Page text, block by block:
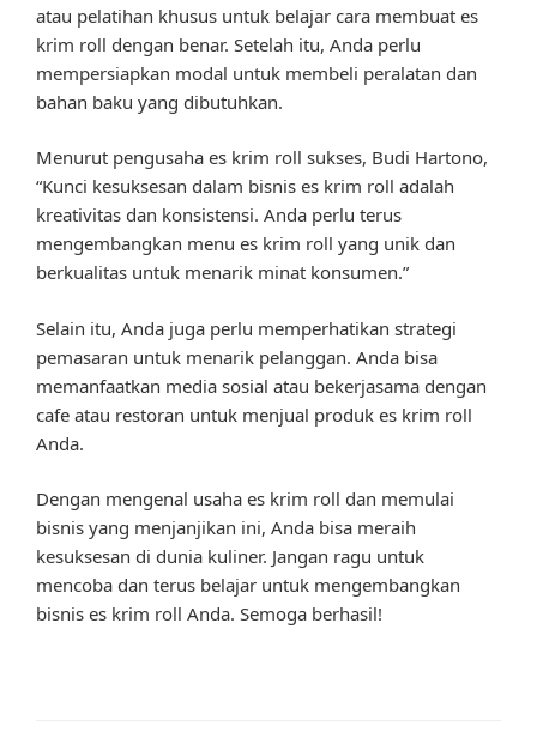
atau pelatihan khusus untuk belajar cara membuat es
krim roll dengan benar. Setelah itu, Anda perlu
mempersiapkan modal untuk membeli peralatan dan
bahan baku yang dibutuhkan.
Menurut pengusaha es krim roll sukses, Budi Hartono,
“Kunci kesuksesan dalam bisnis es krim roll adalah
kreativitas dan konsistensi. Anda perlu terus
mengembangkan menu es krim roll yang unik dan
berkualitas untuk menarik minat konsumen.”
Selain itu, Anda juga perlu memperhatikan strategi
pemasaran untuk menarik pelanggan. Anda bisa
memanfaatkan media sosial atau bekerjasama dengan
cafe atau restoran untuk menjual produk es krim roll
Anda.
Dengan mengenal usaha es krim roll dan memulai
bisnis yang menjanjikan ini, Anda bisa meraih
kesuksesan di dunia kuliner. Jangan ragu untuk
mencoba dan terus belajar untuk mengembangkan
bisnis es krim roll Anda. Semoga berhasil!